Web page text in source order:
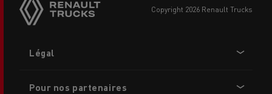
copyright 2026 Renault Trucks
menu
Légal
Pour nos partenaires